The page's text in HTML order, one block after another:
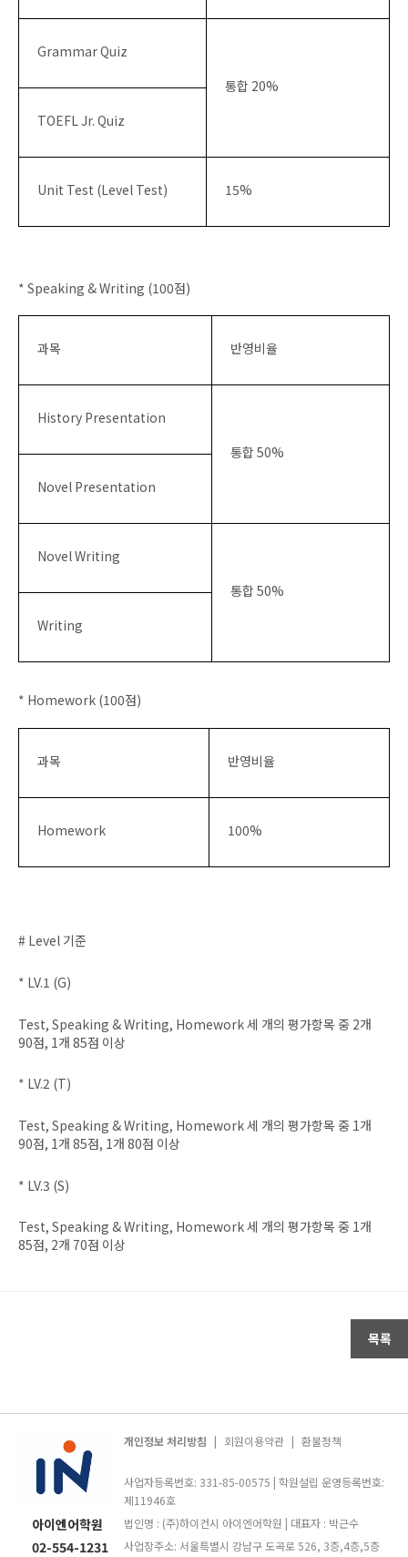
Grammar Quiz
통합 20%
TOEFL Jr. Quiz
Unit Test (Level Test) 15%
* Speaking & Writing (100점)
과목 반영비율
History Presentation
통합 50%
Novel Presentation
Novel Writing
통합 50%
Writing
* Homework (100점)
과목 반영비율
Homework 100%
# Level 기준
* LV.1 (G)
Test, Speaking & Writing, Homework세 개의 평가항목 중 2개
90점, 1 개 85점 이상
* LV.2 (T)
Test, Speaking & Writing, Homework세 개의 평가항목 중 1 개
90점, 1 개 85점, 1 개 80점 이상
* LV.3 (S)
Test, Speaking & Writing, Homework세 개의 평가항목 중 1개
85점, 2개 70점 이상
목록
아이엔어학원
02-554-1231
개인정보 처리방침 | 회원이용약관 | 환불정책
사업자등록번호: 331-85-00575 | 학원설립 운영등록번호:
제11946호
법인명 : (주)하이컨시 아이엔어학원 | 대표자 : 박근수
사업장주소: 서울특별시 강남구 도곡로 526, 3층,4층,5층